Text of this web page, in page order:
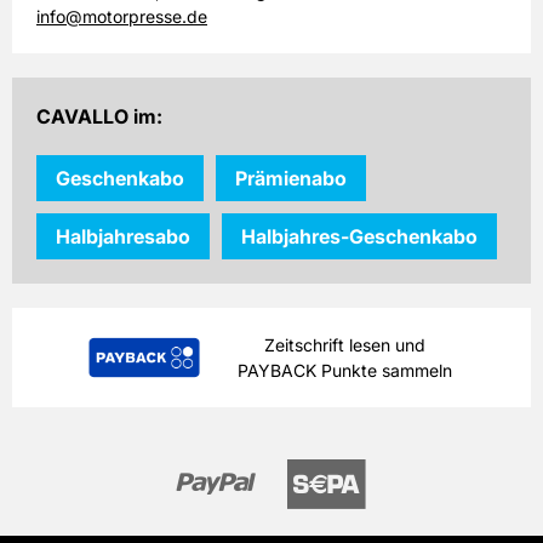
info@motorpresse.de
CAVALLO im:
Geschenkabo Prämienabo
Halbjahresabo Halbjahres-Geschenkabo
Zeitschrift lesen und
PAYBACK Punkte sammeln